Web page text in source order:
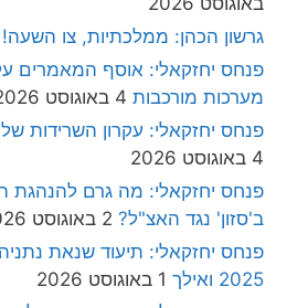
גרשון הכהן: ממלכתיות, צו השעה!
פנחס יחזקאלי: אוסף המאמרים
מערכות מורכבות 4 באוגוסט 2026
פנחס יחזקאלי: עקרון השרידות של
4 באוגוסט 2026
פנחס יחזקאלי: מה גרם להנהגת
ב'סזון' נגד האצ"ל? 2 באוגוסט 2026
פנחס יחזקאלי: תיעוד שנאת
2025 ואילך
1 באוגוסט 2026